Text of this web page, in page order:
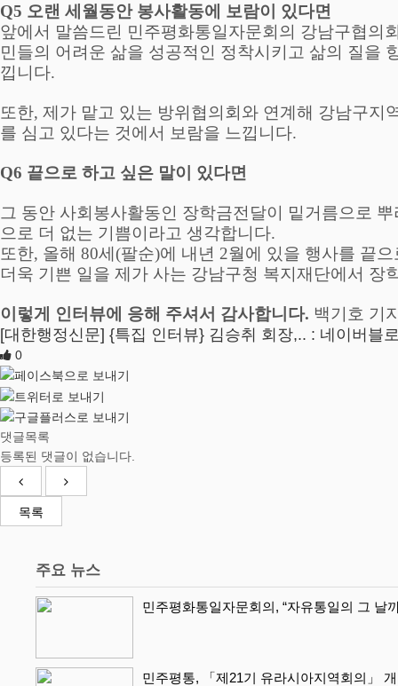
Q5 오랜 세월동안 봉사활동에 보람이 있다면
앞에서 말씀드린 민주평화통일자문회의 강남구협의
민들의 어려운 삶을 성공적인 정착시키고 삶의 질을
낍니다.
또한, 제가 맡고 있는 방위협의회와 연계해 강남구지
를 심고 있다는 것에서 보람을 느낍니다.
Q6 끝으로 하고 싶은 말이 있다면
그 동안 사회봉사활동인 장학금전달이 밑거름으로
으로 더 없는 기쁨이라고 생각합니다.
또한, 올해 80세 (팔순)에 내년 2월에 있을 행사를 끝
더욱 기쁜 일을 제가 사는 강남구청 복지재단에서
이렇게 인터뷰에 응해 주셔서 감사합니다. 백기호 기
[대한행정신문] {특집 인터뷰} 김승취 회장,.. : 네이버블
0
댓글목록
등록된 댓글이 없습니다.
목록
주요 뉴스
민주평화통일자문회의, “자유통일의 그 날
민주평통, 「제21기 유라시아지역회의」